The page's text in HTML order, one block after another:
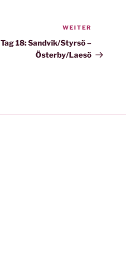
Beitrag
WEITER
Tag 18: Sandvik/Styrsö –
Österby/Laesö